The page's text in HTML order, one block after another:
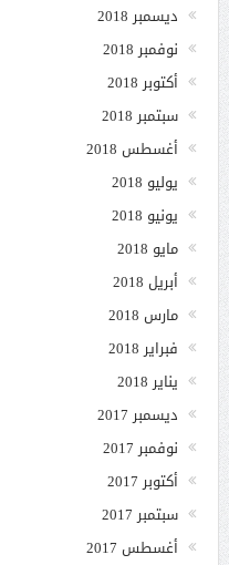
ديسمبر 2018
نوفمبر 2018
أكتوبر 2018
سبتمبر 2018
أغسطس 2018
يوليو 2018
يونيو 2018
مايو 2018
أبريل 2018
مارس 2018
فبراير 2018
يناير 2018
ديسمبر 2017
نوفمبر 2017
أكتوبر 2017
سبتمبر 2017
أغسطس 2017